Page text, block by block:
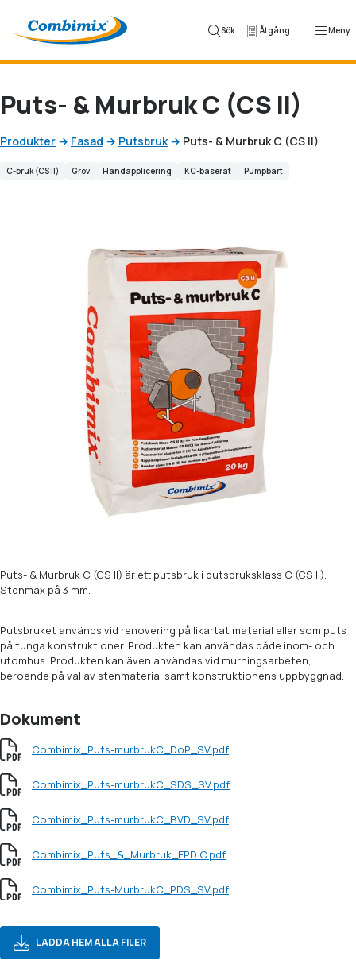
Sök Åtgång Meny
Puts- & Murbruk C (CS II)
Produkter → Fasad → Putsbruk → Puts- & Murbruk C (CS II)
C-bruk (CS II) Grov Handapplicering KC-baserat Pumpbart
Puts- & Murbruk C (CS II) är ett putsbruk i putsbruksklass C (CS II).
Stenmax på 3 mm.
Putsbruket används vid renovering på likartat material eller som puts
på tunga konstruktioner. Produkten kan användas både inom- och
utomhus. Produkten kan även användas vid murningsarbeten,
beroende på val av stenmaterial samt konstruktionens uppbyggnad.
Dokument
Combimix_Puts-murbrukC_DoP_SV.pdf
Combimix_Puts-murbrukC_SDS_SV.pdf
Combimix_Puts-murbrukC_BVD_SV.pdf
Combimix_Puts_&_Murbruk_EPD C.pdf
Combimix_Puts-MurbrukC_PDS_SV.pdf
LADDA HEM ALLA FILER